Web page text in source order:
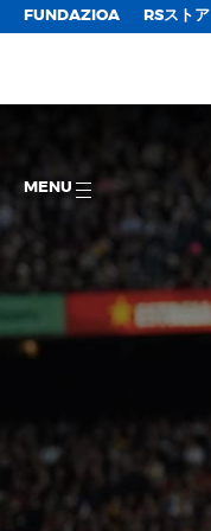
FUNDAZIOA RSストア
MENU